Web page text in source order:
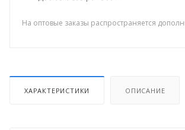
На оптовые заказы распространяется
ХАРАКТЕРИСТИКИ ОПИСАНИЕ